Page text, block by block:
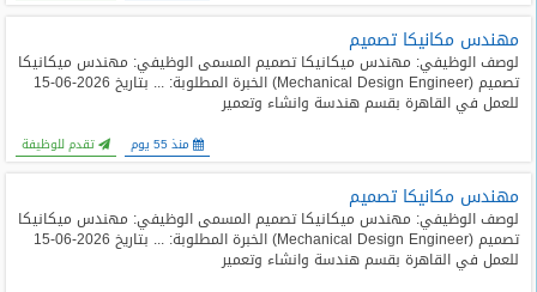
مهندس مكانيكا تصميم
لوصف الوظيفي: مهندس ميكانيكا تصميم المسمى الوظيفي: مهندس ميكانيكا
تصميم (Mechanical Design Engineer) الخبرة المطلوبة: ... بتاريخ 2026-06-15
للعمل في القاهرة بقسم هندسة وانشاء وتعمير
منذ 55 يوم تقدم للوظيفة
مهندس مكانيكا تصميم
لوصف الوظيفي: مهندس ميكانيكا تصميم المسمى الوظيفي: مهندس ميكانيكا
تصميم (Mechanical Design Engineer) الخبرة المطلوبة: ... بتاريخ 2026-06-15
للعمل في القاهرة بقسم هندسة وانشاء وتعمير